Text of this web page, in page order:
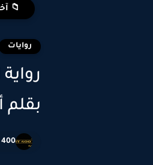
📁
روايات